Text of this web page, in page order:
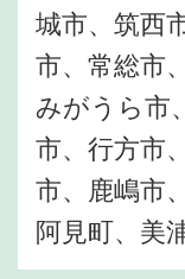
城市、筑西
市、常総市
みがうら市
市、行方市
市、鹿嶋市
阿見町、美